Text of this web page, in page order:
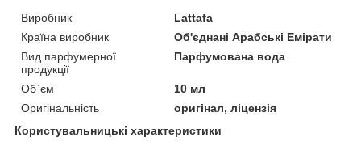
Виробник
Lattafa
Країна виробник
Об'єднані Арабські Емірати
Вид парфумерної
продукції
Парфумована вода
Об`єм
10 мл
Оригінальність
оригінал, ліцензія
Користувальницькі характеристики